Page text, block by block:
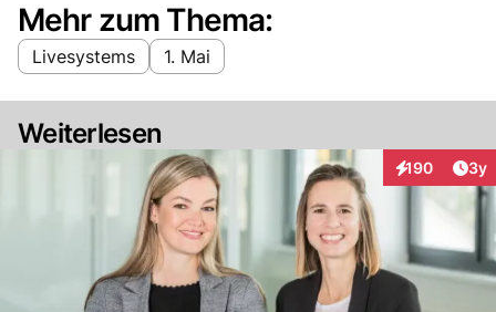
Mehr zum Thema:
Livesystems 1. Mai
Weiterlesen
190
Interaktionen
3y